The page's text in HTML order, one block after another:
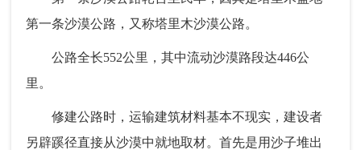
第一条沙漠公路，又称塔里木沙漠公路。
公路全长552公里，其中流动沙漠路段达446公
里。
修建公路时，运输建筑材料基本不现实，建设者
另辟蹊径直接从沙漠中就地取材。首先是用沙子堆出